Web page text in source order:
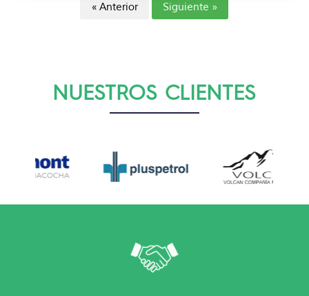
« Anterior Siguiente »
NUESTROS CLIENTES